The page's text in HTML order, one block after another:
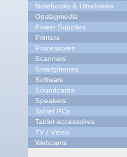
Notebooks & Ultrabooks
Opslagmedia
Power Supplies
Printers
Processoren
Scanners
Smartphones
Software
Soundcards
Speakers
Tablet PCs
Tablet-accessoires
TV / Video
Webcams